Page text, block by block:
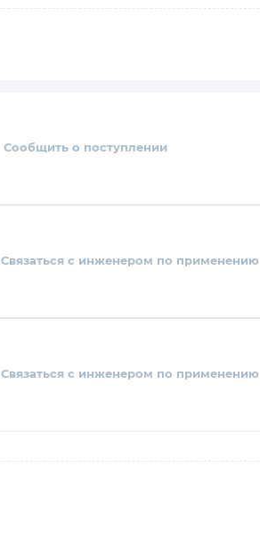
Сообщить о поступлении
Связаться с инженером по применению
Связаться с инженером по применению